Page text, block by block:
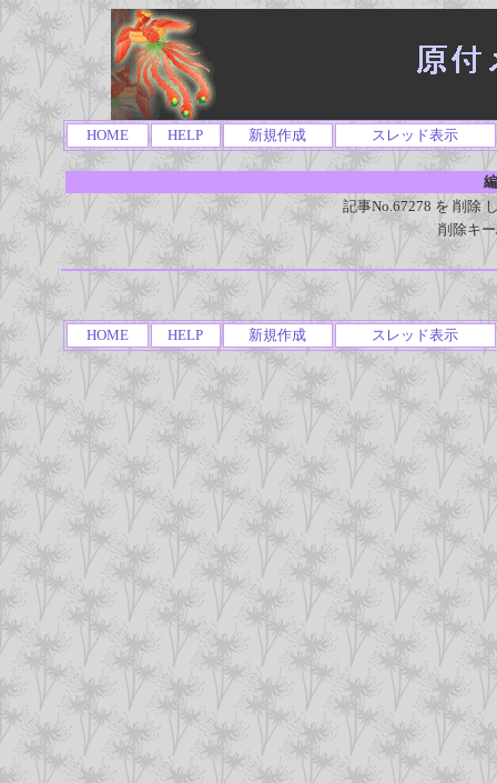
HOME HELP 新規作成 スレッド表示
記事No.67278 を 削除
削除キ
HOME HELP 新規作成 スレッド表示